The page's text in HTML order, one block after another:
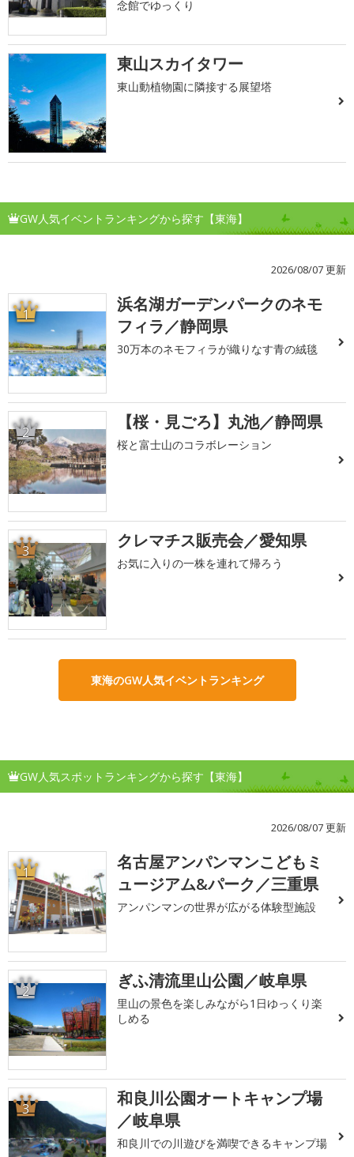
念館でゆっくり
東山スカイタワー
東山動植物園に隣接する展望塔
GW人気イベントランキングから探す【東海】
2026/08/07 更新
1
浜名湖ガーデンパークのネモ
フィラ／静岡県
30万本のネモフィラが織りなす青の絨毯
2 【桜・見ごろ】丸池／静岡県
桜と富士山のコラボレーション
3 クレマチス販売会／愛知県
お気に入りの一株を連れて帰ろう
東海のGW人気イベントランキング
GW人気スポットランキングから探す【東海】
2026/08/07 更新
1
名古屋アンパンマンこどもミ
ュージアム&パーク／三重県
アンパンマンの世界が広がる体験型施設
2 ぎふ清流里山公園／岐阜県
里山の景色を楽しみながら1日ゆっくり楽
しめる
3
和良川公園オートキャンプ場
／岐阜県
和良川での川遊びを満喫できるキャンプ場